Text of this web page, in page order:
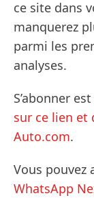
ce site dans
manquerez
parmi les
analyses.
S’abonner
sur ce lien et
Auto.com.
Vous pouvez
WhatsApp